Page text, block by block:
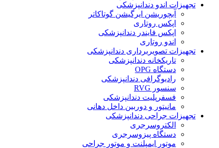
تجهیزات اندو دندانپزشکی
آبچوریشن ایرگیشن گوتاکاتر
اپکس روتاری
اپکس فایندر دندانپزشکی
اندو روتاری
تجهیزات تصویربرداری دندانپزشکی
تاریکخانه دندانپزشکی
دستگاه OPG
رادیوگرافی دندانپزشکی
سنسور RVG
فسفرپلیت دندانپزشکی
مانیتور و دوربین داخل دهانی
تجهیزات جراحی دندانپزشکی
الکتروسرجری
دستگاه پیزوسرجری
موتور ایمپلنت و موتور جراحی